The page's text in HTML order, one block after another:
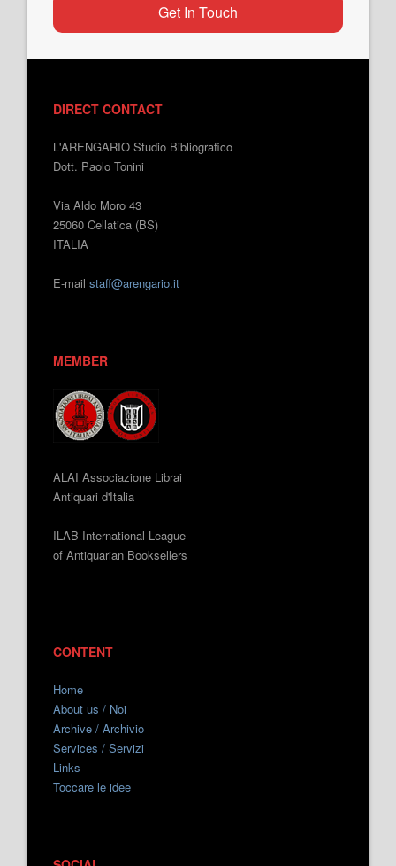
Get In Touch
DIRECT CONTACT
L'ARENGARIO Studio Bibliografico
Dott. Paolo Tonini
Via Aldo Moro 43
25060 Cellatica (BS)
ITALIA
E-mail staff@arengario.it
MEMBER
ALAI Associazione Librai
Antiquari d'Italia
ILAB International League
of Antiquarian Booksellers
CONTENT
Home
About us / Noi
Archive / Archivio
Services / Servizi
Links
Toccare le idee